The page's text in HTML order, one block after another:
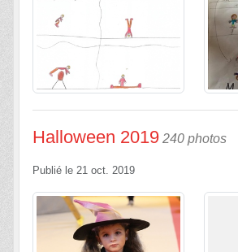
Halloween 2019 240 photos
Publié le 21 oct. 2019